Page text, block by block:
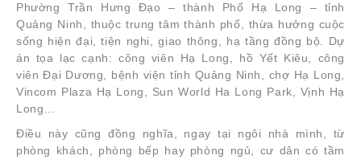
Phường Trần Hưng Đạo – thành Phố Hạ Long – tỉnh
Quảng Ninh, thuộc trung tâm thành phố, thừa hưởng cuộc
sống hiện đại, tiện nghi, giao thông, hạ tầng đồng bộ. Dự
án tọa lạc cạnh: công viên Hạ Long, hồ Yết Kiêu, công
viên Đại Dương, bệnh viện tỉnh Quảng Ninh, chợ Hạ Long,
Vincom Plaza Hạ Long, Sun World Ha Long Park, Vịnh Hạ
Long…
Điều này cũng đồng nghĩa, ngay tại ngôi nhà mình, từ
phòng khách, phòng bếp hay phòng ngủ, cư dân có tầm